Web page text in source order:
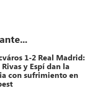
1-2 Real Madrid:
y Espí dan la
con sufrimiento en